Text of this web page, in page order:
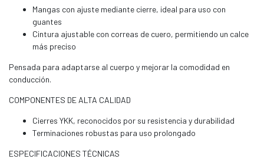
Mangas con ajuste mediante cierre, ideal para uso con
guantes
Cintura ajustable con correas de cuero, permitiendo un calce
más preciso
Pensada para adaptarse al cuerpo y mejorar la comodidad en
conducción.
COMPONENTES DE ALTA CALIDAD
Cierres YKK, reconocidos por su resistencia y durabilidad
Terminaciones robustas para uso prolongado
ESPECIFICACIONES TÉCNICAS